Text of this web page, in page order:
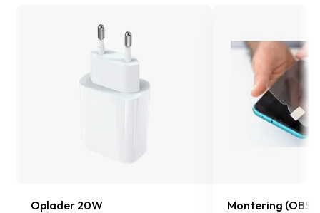
Oplader 20W
Montering (OBS.